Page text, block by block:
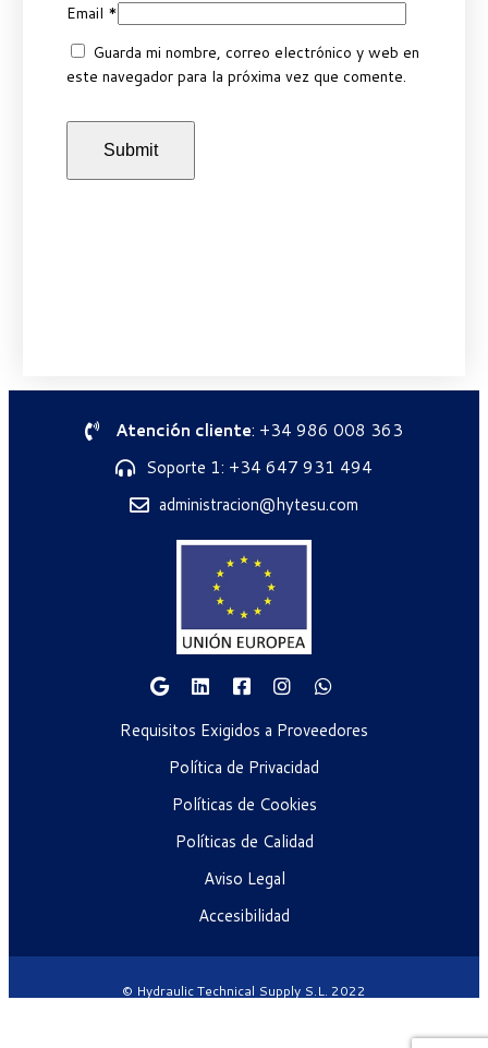
Email *
Guarda mi nombre, correo electrónico y web en
este navegador para la próxima vez que comente.
Atención cliente: +34 986 008 363
Soporte 1: +34 647 931 494
administracion@hytesu.com
Requisitos Exigidos a Proveedores
Política de Privacidad
Políticas de Cookies
Políticas de Calidad
Aviso Legal
Accesibilidad
© Hydraulic Technical Supply S.L. 2022